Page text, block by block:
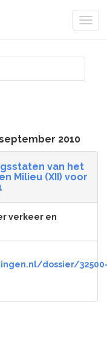
2010
van het
Milieu (XII) voor
verkeer en
dossier/